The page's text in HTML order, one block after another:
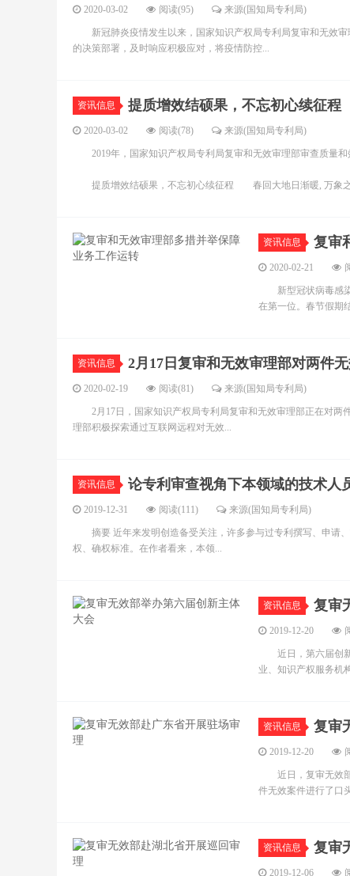
2020-03-02 阅读(95) 来源(国知局专利局)
新冠肺炎疫情发生以来，国家知识产权局专利局复审和无效审
的决策部署，及时响应积极应对，将疫情防控...
资讯信息 提质增效结硕果，不忘初心续征程
2020-03-02 阅读(78) 来源(国知局专利局)
2019年，国家知识产权局专利局复审和无效审理部审查质量
提质增效结硕果，不忘初心续征程 春回大地日渐暖, 万象之
资讯信息 复审
2020-02-21
新型冠状病毒感染
在第一位。春节假期
资讯信息 2月17日复审和无效审理部对两件
2020-02-19 阅读(81) 来源(国知局专利局)
2月17日，国家知识产权局专利局复审和无效审理部正在对两
理部积极探索通过互联网远程对无效...
资讯信息 论专利审查视角下本领域的技术人
2019-12-31 阅读(111) 来源(国知局专利局)
摘要 近年来发明创造备受关注，许多参与过专利撰写、申请
权、确权标准。在作者看来，本领...
资讯信息 复审
2019-12-20
近日，第六届创新
业、知识产权服务机
资讯信息 复审
2019-12-20
近日，复审无效部
件无效案件进行了口
资讯信息 复审
2019-12-06